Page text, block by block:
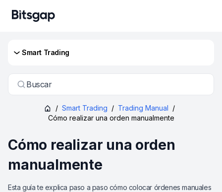
Smart Trading
Buscar
/ Smart Trading / Trading Manual /
Cómo realizar una orden manualmente
Cómo realizar una orden
manualmente
Esta guía te explica paso a paso cómo colocar órdenes manuales